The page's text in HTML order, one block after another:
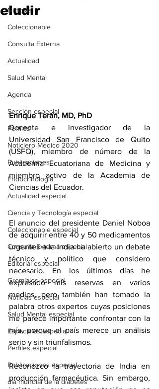
Noticias
Coleccionable
Consulta Externa
Actualidad
Salud Mental
Agenda
Sección especial
Perfiles
Noticiero Médico 2020
Publicaciones
Endocrinología
Actualidad especial
Ciencia y Tecnología especial
Coleccionable especial
Consulta Externa especial
Editorial especial
Gremiales especial
Noticias especial
Salud Mental especial
Especiales especial
Perfiles especial
Publicaciones especial
dia mundial de la diabetes
eludir
Enrique Terán, MD, PhD
Docente e investigador de la
Universidad San Francisco de Quito
(USFQ), miembro de número de la
Academia Ecuatoriana de Medicina y
miembro activo de la Academia de
Ciencias del Ecuador.
El anuncio del presidente Daniel Noboa
de adquirir entre 40 y 50 medicamentos
urgentes a la India ha abierto un debate
técnico y político que considero
necesario. En los últimos días he
expresado mis reservas en varios
medios, pero también han tomado la
palabra otros expertos cuyas posiciones
me parece importante confrontar con la
mía, porque el país merece un análisis
serio y sin triunfalismos.
Reconozco la trayectoria de India en
producción farmacéutica. Sin embargo,